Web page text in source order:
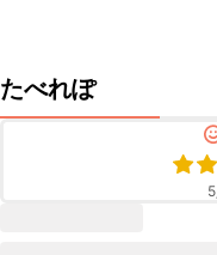
たべれぽ
5